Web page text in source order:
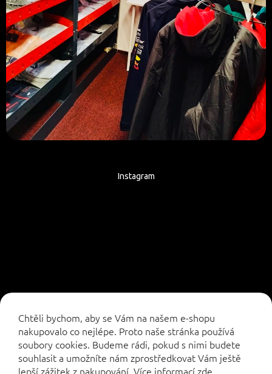
Chtěli bychom, aby se Vám na našem e-shopu
nakupovalo co nejlépe. Proto naše stránka používá
soubory cookies. Budeme rádi, pokud s nimi budete
souhlasit a umožníte nám zprostředkovat Vám ještě
lepší zážitek z nakupování. Více informacízde
Instagram